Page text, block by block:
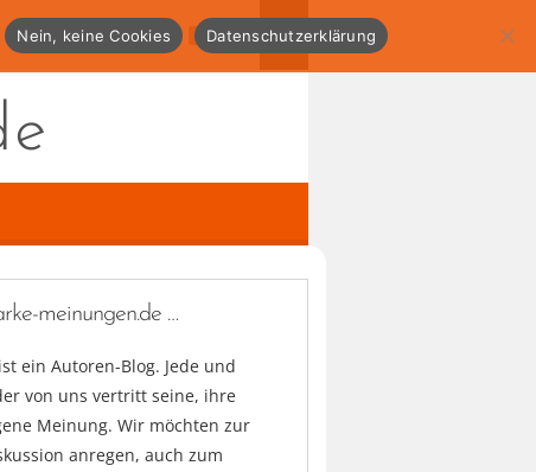
meinungen.de …
ist ein Autoren-Blog. Jede und
von uns vertritt seine, ihre
Meinung. Wir möchten zur
anregen, auch zum
Nein, keine Cookies Datenschutzerklärung